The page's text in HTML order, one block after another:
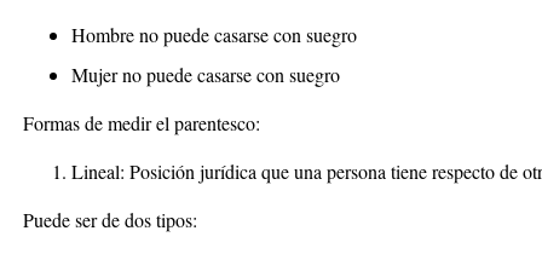
Hombre no puede casarse con suegro
Mujer no puede casarse con suegro
Formas de medir el parentesco:
Lineal: Posición jurídica que una persona tiene respecto de
Puede ser de dos tipos: